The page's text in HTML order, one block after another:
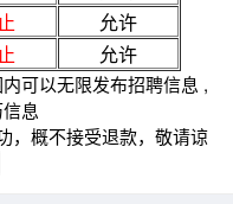
允许
允许
可以无限发布招聘信息 ,
息
，概不接受退款，敬请谅